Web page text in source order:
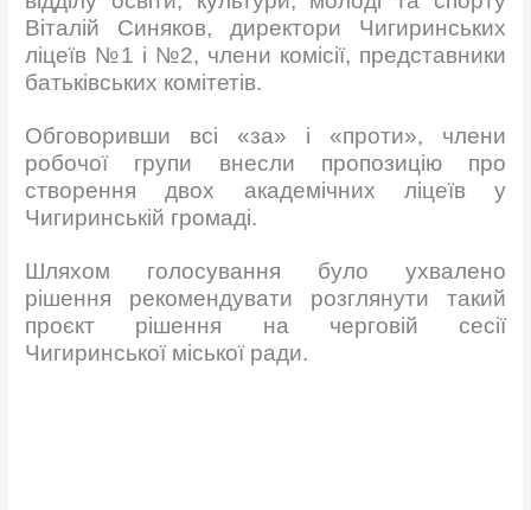
Віталій Синяков, директори Чигиринських
ліцеїв №1 і №2, члени комісії, представники
батьківських комітетів.
Обговоривши всі «за» і «проти», члени
робочої групи внесли пропозицію про
створення двох академічних ліцеїв у
Чигиринській громаді.
Шляхом голосування було ухвалено
рішення рекомендувати розглянути такий
проєкт рішення на черговій сесії
Чигиринської міської ради.